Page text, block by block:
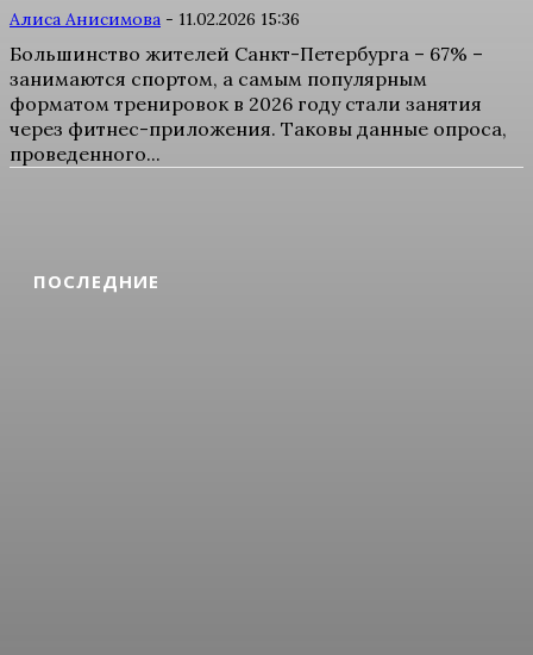
ПОСЛЕДНИЕ
Алиса Анисимова - 11.02.2026 15:36
Большинство жителей Санкт-Петербурга – 67% –
занимаются спортом, а самым популярным
форматом тренировок в 2026 году стали занятия
через фитнес-приложения. Таковы данные опроса,
проведенного...